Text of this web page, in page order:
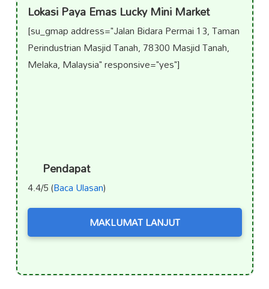
Lokasi Paya Emas Lucky Mini Market
[su_gmap address="Jalan Bidara Permai 13, Taman
Perindustrian Masjid Tanah, 78300 Masjid Tanah,
Melaka, Malaysia" responsive="yes"]
Pendapat
4.4/5 (Baca Ulasan)
MAKLUMAT LANJUT